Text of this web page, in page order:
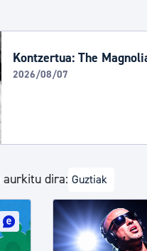
Kontzertua: The
2026/08/07
aurkitu dira: Guztiak